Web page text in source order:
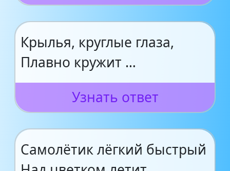
Крылья, круглые глаза,
Плавно кружит …
Узнать ответ
Самолётик лёгкий быстрый